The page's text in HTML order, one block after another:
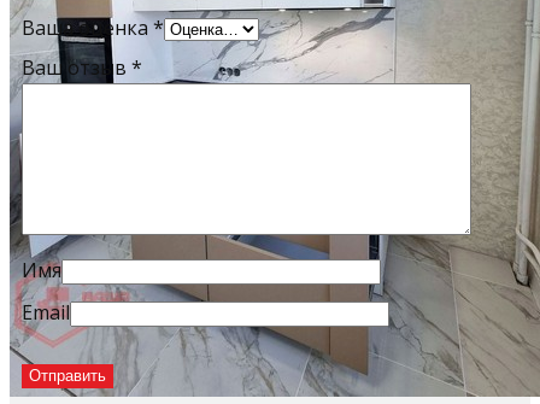
Ваша оценка *
Ваш отзыв *
Имя
Email